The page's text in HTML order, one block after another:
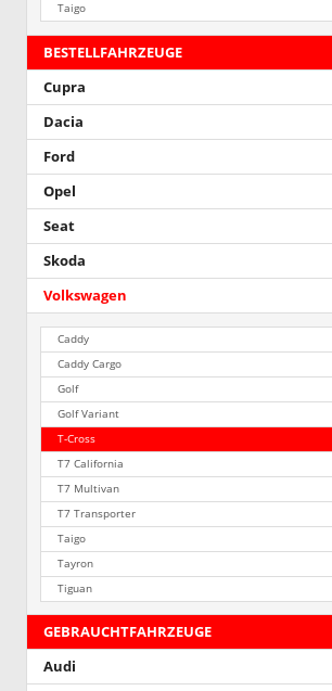
Taigo
BESTELLFAHRZEUGE
Cupra
Dacia
Ford
Opel
Seat
Skoda
Volkswagen
Caddy
Caddy Cargo
Golf
Golf Variant
T-Cross
T7 California
T7 Multivan
T7 Transporter
Taigo
Tayron
Tiguan
GEBRAUCHTFAHRZEUGE
Audi